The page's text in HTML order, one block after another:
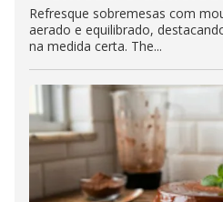
Refresque sobremesas com
aerado e equilibrado,
na medida certa. The...